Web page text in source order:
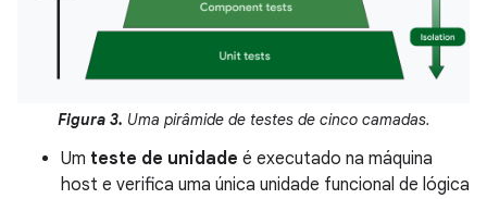
Figura 3. Uma pirâmide de testes de cinco camadas.
Um teste de unidade é executado na máquina
host e verifica uma única unidade funcional de lógica